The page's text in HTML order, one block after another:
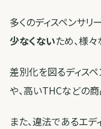
多くのディスペンサリ
少なくないため、様
差別化を図るディスペ
や、高いTHCなどの商
また、違法であるエ